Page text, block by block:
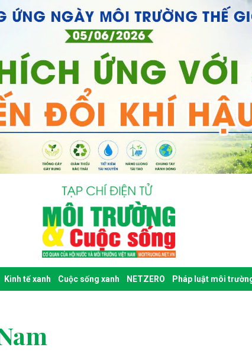
Kinh tế xanh Cuộc sống xanh NETZERO Pháp luật môi